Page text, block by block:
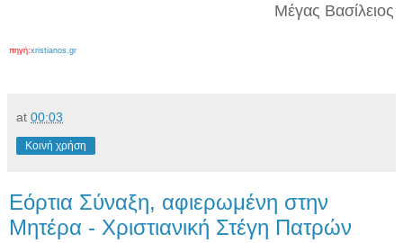
Μέγας Βασίλειος
πηγή:xristianos.gr
at 00:03
Κοινή χρήση
Εόρτια Σύναξη, αφιερωμένη στην
Μητέρα - Χριστιανική Στέγη Πατρών